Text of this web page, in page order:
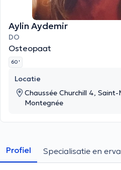
Aylin Aydemir
DO
Osteopaat
60 '
Locatie
Chaussée Churchill 4, Saint-
Montegnée
Profiel Specialisatie en